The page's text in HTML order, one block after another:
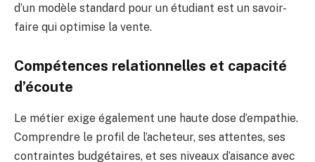
d’un modèle standard pour un étudiant est un savoir-
faire qui optimise la vente.
Compétences relationnelles et capacité
d’écoute
Le métier exige également une haute dose d’empathie.
Comprendre le profil de l’acheteur, ses attentes, ses
contraintes budgétaires, et ses niveaux d’aisance avec